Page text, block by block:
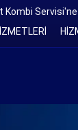
Kombi Servisi'ne